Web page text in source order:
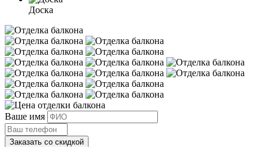
Доска
Ваше имя
Заказать со скидкой